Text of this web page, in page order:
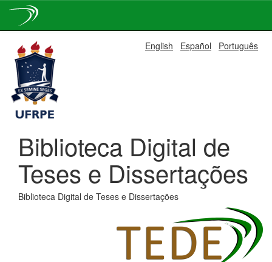
navigation
English Español Português
Biblioteca Digital de
Teses e Dissertações
Biblioteca Digital de Teses e Dissertações